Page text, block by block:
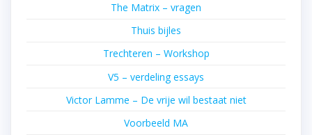
The Matrix – vragen
Thuis bijles
Trechteren – Workshop
V5 – verdeling essays
Victor Lamme – De vrije wil bestaat niet
Voorbeeld MA